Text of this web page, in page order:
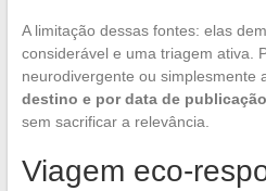
A limitação dessas fontes: elas
considerável e uma triagem ativa.
neurodivergente ou simplesmente
destino e por data de
sem sacrificar a relevância.
Viagem eco-